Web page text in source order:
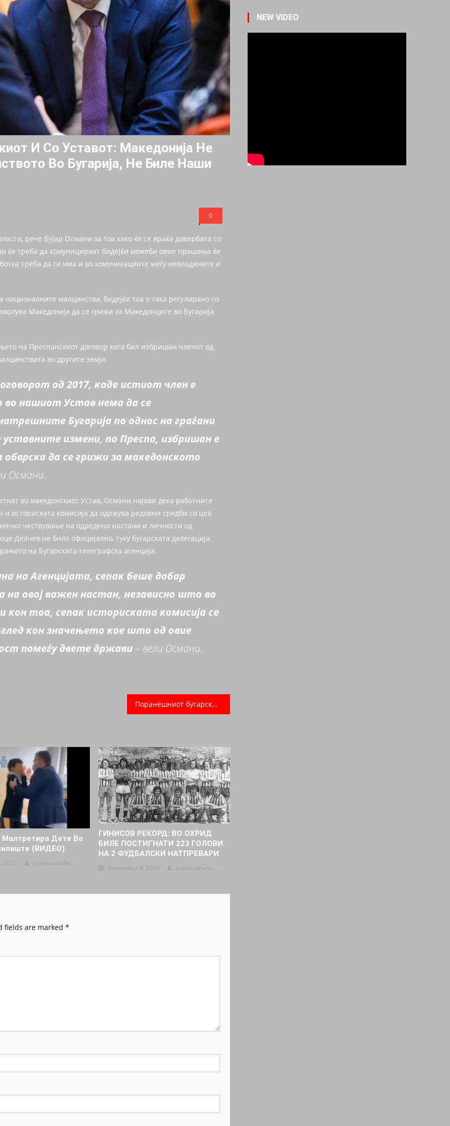
И Со Уставот: Македонија Не
Во Бугарија, Не Биле Наши
0
рече Бујар Османи за тоа како ќе се враќа довербата со
ќе треба да комуницираат бидејќи можеби овие прашања ќе
треба да ги има и во комуникациите меѓу невладините и
малцинства, бидејќи тоа е така регулирано со
Македонија да се грижи за Македонците во Бугарија
на Преспанскиот договор кога бил избришан членот од
во другите земји.
од 2017, каде истиот член е
нашиот Устав нема да се
Бугарија по однос на граѓани
измени, по Преспа, избришан е
да се грижи за македонското
Османи.
во македонскиот Устав, Османи најави дека работните
и историската комисија да одржува редовни средби со цел
чествување на одредени настани и личности од
Делчев не било официјално, туку бугарската делегација
на Бугарската телеграфска агенција.
на Агенцијата, сепак беше добар
на овој важен настан, независно што во
кон тоа, сепак историската комисија се
кон значењето кое што од овие
помеѓу двете држави – вели Османи.
Поранешниот бугарски премиер: Смешни сме, ги шутираме и прашуваме зошто не не сакате
Малтретира Дете Во
(ВИДЕО)
ГИНИСОВ РЕКОРД: ВО ОХРИД
БИЛЕ ПОСТИГНАТИ 223 ГОЛОВИ
НА 2 ФУДБАЛСКИ НАТПРЕВАРИ
fields are marked *
NEW VIDEO